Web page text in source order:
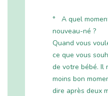
° A quel
nouveau-né ?
Quand vous
ce que vous
de votre bébé. Il
moins bon
dire après deux